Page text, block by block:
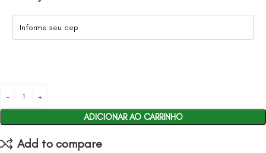
ADICIONAR AO CARRINHO
Add to compare